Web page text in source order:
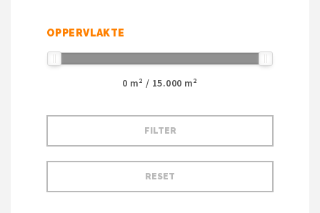
OPPERVLAKTE
0 m² / 15.000 m²